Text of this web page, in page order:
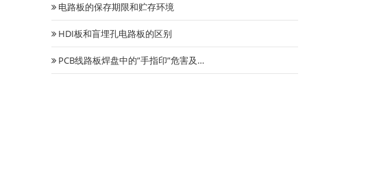
自动擦窗机器
电路板的保存期限和贮存环境
HDI板和盲埋孔电路板的区别
PCB线路板焊盘中的”手指印”危害及…